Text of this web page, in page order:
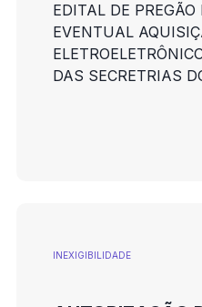
EDITAL DE
EVENTUAL
DAS SECRETRIAS
INEXIGIBILIDADE